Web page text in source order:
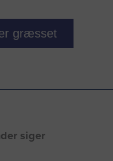
græsset
siger